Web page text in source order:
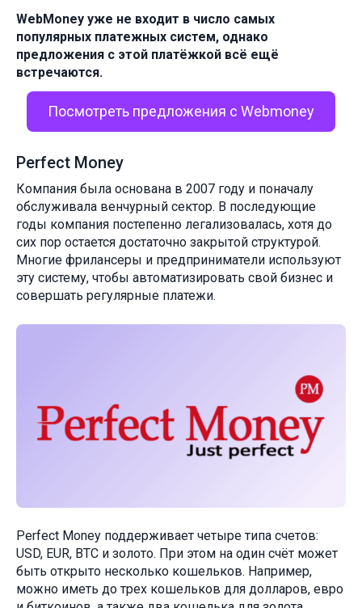
WebMoney уже не входит в число самых
популярных платежных систем, однако
предложения с этой платёжкой всё ещё
встречаются.
Посмотреть предложения с Webmoney
Perfect Money
Компания была основана в 2007 году и поначалу
обслуживала венчурный сектор. В последующие
годы компания постепенно легализовалась, хотя до
сих пор остается достаточно закрытой структурой.
Многие фрилансеры и предприниматели используют
эту систему, чтобы автоматизировать свой бизнес и
совершать регулярные платежи.
Perfect Money поддерживает четыре типа счетов:
USD, EUR, BTC и золото. При этом на один счёт может
быть открыто несколько кошельков. Например,
можно иметь до трех кошельков для долларов, евро